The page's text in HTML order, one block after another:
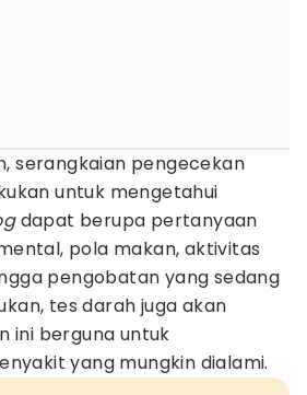
serangkaian pengecekan
untuk mengetahui
dapat berupa pertanyaan
pola makan, aktivitas
pengobatan yang sedang
tes darah juga akan
ini berguna untuk
yang mungkin dialami.